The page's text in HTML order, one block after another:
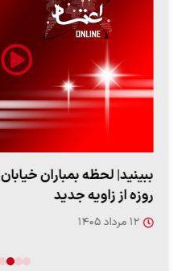
روزه از زاویه جدید
۱۲ مرداد ۱۴۰۵